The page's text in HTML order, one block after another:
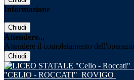
Informazione
Chiudi
Attendere...
Attendere il completamento
Chiudi
"CELIO - ROCCATI" ROVIGO